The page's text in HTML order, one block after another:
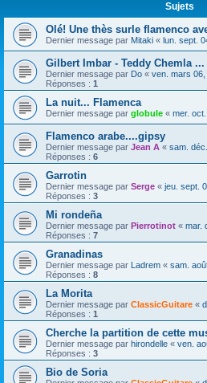
Sujets
Olé! Une thès surle flamenco
Dernier message par Mitaki « lun. sept.
Gilbert Imbar - Teddy Chemla
Dernier message par Do « ven. mars 06,
Réponses : 1
La nuit... Flamenca
Dernier message par globule « mer.
Flamenco arabe....gipsy
Dernier message par Jean A « sam.
Réponses : 6
Garrotin
Dernier message par Serge « jeu. sept.
Réponses : 3
Mi rondeña
Dernier message par Pierrotinot « mar.
Réponses : 7
Granadinas
Dernier message par Ladrem « sam.
Réponses : 8
La Morita
Dernier message par ClassicGuitare «
Réponses : 1
Cherche la partition de cette
Dernier message par hirondelle « ven.
Réponses : 3
Bio de Soria